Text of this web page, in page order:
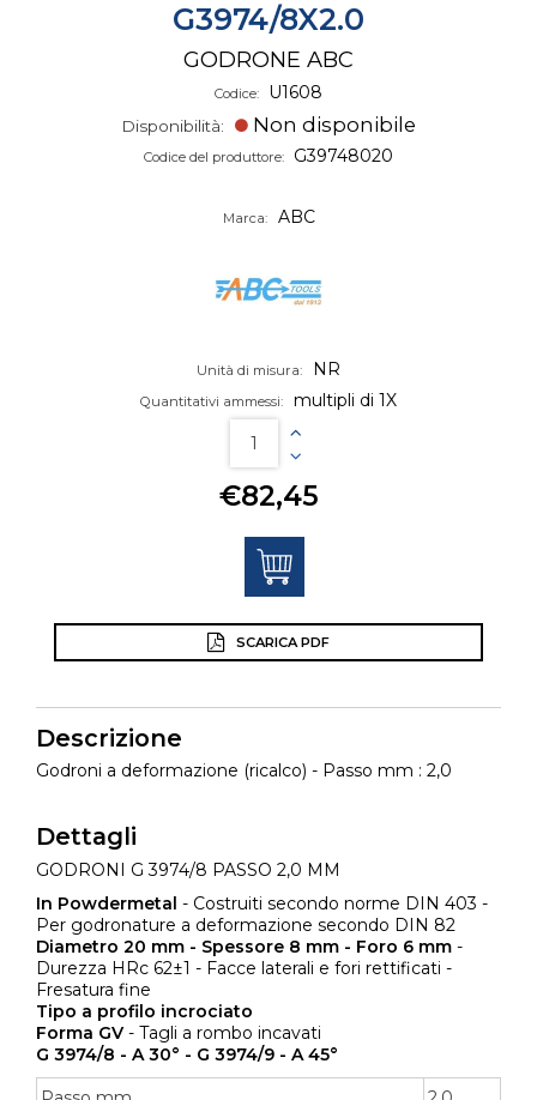
G3974/8X2.0
GODRONE ABC
Codice: U1608
Disponibilità: Non disponibile
Codice del produttore: G39748020
Marca: ABC
Unità di misura: NR
Quantitativi ammessi: multipli di 1X
€82,45
SCARICA PDF
Descrizione
Godroni a deformazione (ricalco) - Passo mm : 2,0
Dettagli
GODRONI G 3974/8 PASSO 2,0 MM
In Powdermetal - Costruiti secondo norme DIN 403 -
Per godronature a deformazione secondo DIN 82
Diametro 20 mm - Spessore 8 mm - Foro 6 mm -
Durezza HRc 62±1 - Facce laterali e fori rettificati -
Fresatura fine
Tipo a profilo incrociato
Forma GV - Tagli a rombo incavati
G 3974/8 - A 30° - G 3974/9 - A 45°